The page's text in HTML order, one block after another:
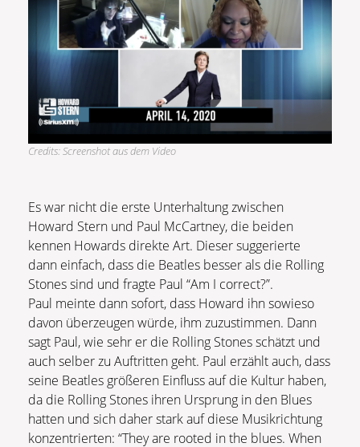
Credits: Screenshot aus dem Video
Es war nicht die erste Unterhaltung zwischen
Howard Stern und Paul McCartney, die beiden
kennen Howards direkte Art. Dieser suggerierte
dann einfach, dass die Beatles besser als die Rolling
Stones sind und fragte Paul “Am I correct?”.
Paul meinte dann sofort, dass Howard ihn sowieso
davon überzeugen würde, ihm zuzustimmen. Dann
sagt Paul, wie sehr er die Rolling Stones schätzt und
auch selber zu Auftritten geht. Paul erzählt auch, dass
seine Beatles größeren Einfluss auf die Kultur haben,
da die Rolling Stones ihren Ursprung in den Blues
hatten und sich daher stark auf diese Musikrichtung
konzentrierten: “They are rooted in the blues. When